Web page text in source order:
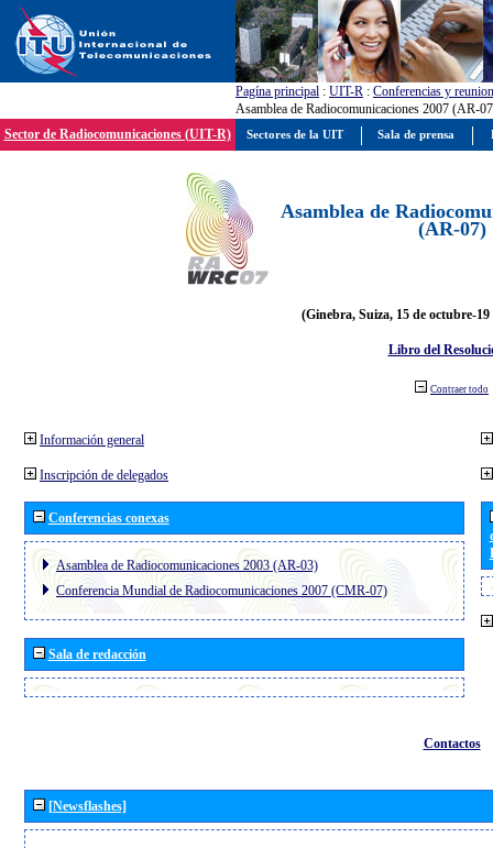
Pagína principal : UIT-R : Conferencias y
Asamblea de Radiocomunicaciones 2007 (AR-
Sector de Radiocomunicaciones (UIT-R)
Asamblea de
(AR-07)
(Ginebra, Suiza, 15 de octubre-19
Libro del
Contraer todo
Información general
Inscripción de delegados
Conferencias conexas
Asamblea de Radiocomunicaciones 2003 (AR-03)
Conferencia Mundial de Radiocomunicaciones 2007 (CMR-07)
Sala de redacción
Contactos
[Newsflashes]
Sectores de la UIT Sala de prensa